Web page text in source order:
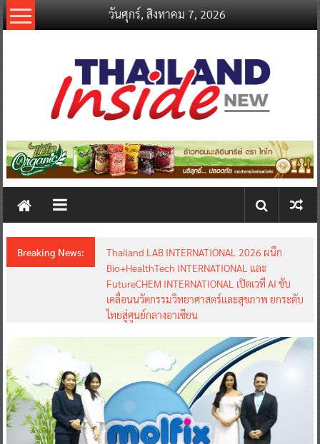
Skip
to
วันศุกร์, สิงหาคม 7, 2026
thailandinsidenew.com
Thailand
New
Breaking News:
Thailand LAB INTERNATIONAL 2026 ผนึก
Bio+HealthTech INTERNATIONAL และ
FutureCHEM INTERNATIONAL เปิดเวที AI ขับ
เคลื่อนนวัตกรรมวิทยาศาสตร์และสุขภาพ ยกระดับ
ไทยสู่ศูนย์กลางอาเซียน